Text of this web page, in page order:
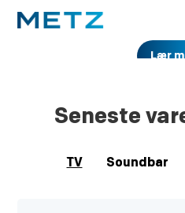
Lær
Seneste
TV Soundbar